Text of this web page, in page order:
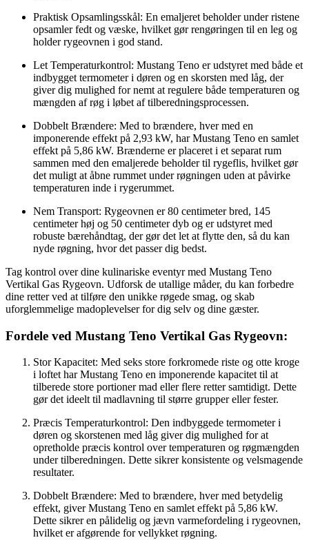
Praktisk Opsamlingsskål: En emaljeret beholder under ristene
opsamler fedt og væske, hvilket gør rengøringen til en leg og
holder rygeovnen i god stand.
Let Temperaturkontrol: Mustang Teno er udstyret med både et
indbygget termometer i døren og en skorsten med låg, der
giver dig mulighed for nemt at regulere både temperaturen og
mængden af røg i løbet af tilberedningsprocessen.
Dobbelt Brændere: Med to brændere, hver med en
imponerende effekt på 2,93 kW, har Mustang Teno en samlet
effekt på 5,86 kW. Brænderne er placeret i et separat rum
sammen med den emaljerede beholder til rygeflis, hvilket gør
det muligt at åbne rummet under røgningen uden at påvirke
temperaturen inde i rygerummet.
Nem Transport: Rygeovnen er 80 centimeter bred, 145
centimeter høj og 50 centimeter dyb og er udstyret med
robuste bærehåndtag, der gør det let at flytte den, så du kan
nyde røgning, hvor det passer dig bedst.
Tag kontrol over dine kulinariske eventyr med Mustang Teno
Vertikal Gas Rygeovn. Udforsk de utallige måder, du kan forbedre
dine retter ved at tilføre den unikke røgede smag, og skab
uforglemmelige madoplevelser for dig selv og dine gæster.
Fordele ved Mustang Teno Vertikal Gas Rygeovn:
Stor Kapacitet: Med seks store forkromede riste og otte kroge
i loftet har Mustang Teno en imponerende kapacitet til at
tilberede store portioner mad eller flere retter samtidigt. Dette
gør det ideelt til madlavning til større grupper eller fester.
Præcis Temperaturkontrol: Den indbyggede termometer i
døren og skorstenen med låg giver dig mulighed for at
opretholde præcis kontrol over temperaturen og røgmængden
under tilberedningen. Dette sikrer konsistente og velsmagende
resultater.
Dobbelt Brændere: Med to brændere, hver med betydelig
effekt, giver Mustang Teno en samlet effekt på 5,86 kW.
Dette sikrer en pålidelig og jævn varmefordeling i rygeovnen,
hvilket er afgørende for vellykket røgning.